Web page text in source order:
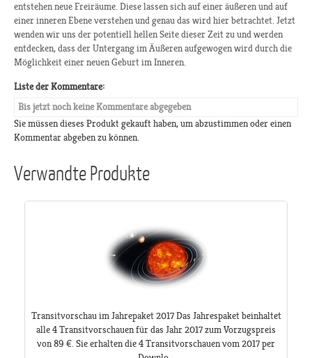
entstehen neue Freiräume. Diese lassen sich auf einer äußeren und auf
einer inneren Ebene verstehen und genau das wird hier betrachtet. Jetzt
wenden wir uns der potentiell hellen Seite dieser Zeit zu und werden
entdecken, dass der Untergang im Äußeren aufgewogen wird durch die
Möglichkeit einer neuen Geburt im Inneren.
Liste der Kommentare:
Bis jetzt noch keine Kommentare abgegeben
Sie müssen dieses Produkt gekauft haben, um abzustimmen oder einen
Kommentar abgeben zu können.
Verwandte Produkte
Transitvorschau im Jahrepaket 2017 Das Jahrespaket beinhaltet
alle 4 Transitvorschauen für das Jahr 2017 zum Vorzugspreis
von 89 €. Sie erhalten die 4 Transitvorschauen vom 2017 per